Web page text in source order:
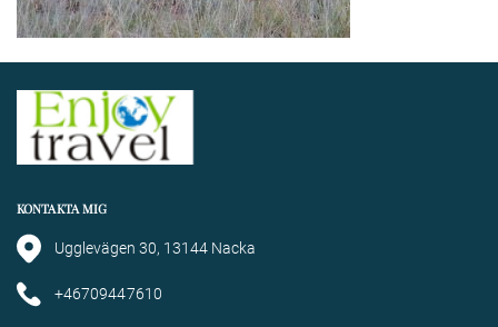
KONTAKTA MIG
Ugglevägen 30, 13144 Nacka
+46709447610